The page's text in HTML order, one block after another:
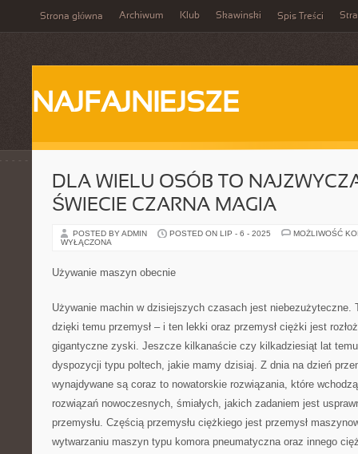
Strona główna Archiwum Klub Skawinski Spis Treści
NAJFAJNIEJSZE
DLA WIELU OSÓB TO
ŚWIECIE CZARNA MAGIA
POSTED BY ADMIN POSTED ON LIP - 6 - 2025
MOŻLIWOŚĆ
WYŁĄCZONA
Używanie maszyn obecnie
Używanie machin w dzisiejszych czasach jest niebezużyteczne.
dzięki temu przemysł – i ten lekki oraz przemysł ciężki jest
gigantyczne zyski. Jeszcze kilkanaście czy kilkadziesiąt lat
dyspozycji typu poltech, jakie mamy dzisiaj. Z dnia na dzień
wynajdywane są coraz to nowatorskie rozwiązania, które
rozwiązań nowoczesnych, śmiałych, jakich zadaniem jest
przemysłu. Częścią przemysłu ciężkiego jest przemysł
wytwarzaniu maszyn typu komora pneumatyczna oraz innego